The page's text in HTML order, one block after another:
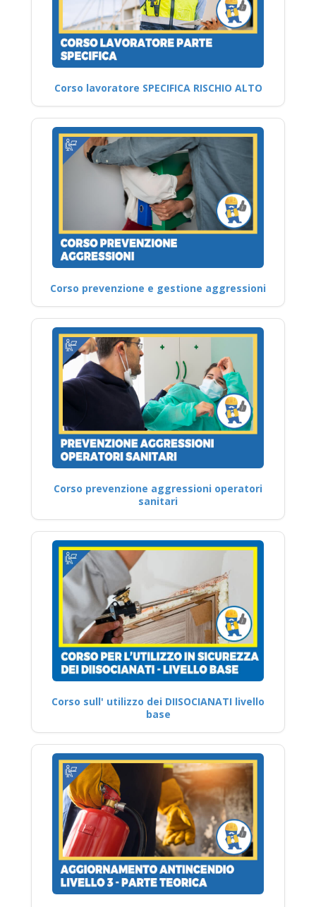
Corso lavoratore SPECIFICA RISCHIO ALTO
Corso prevenzione e gestione aggressioni
Corso prevenzione aggressioni operatori
sanitari
Corso sull' utilizzo dei DIISOCIANATI livello
base